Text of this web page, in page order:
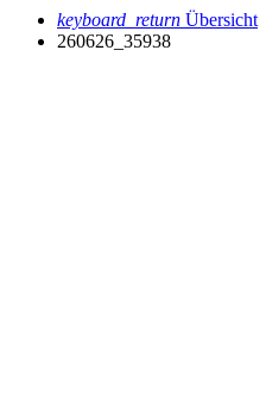
keyboard_return Übersicht
260626_35938